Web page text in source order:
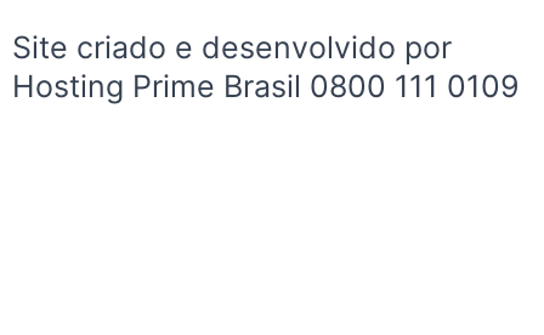
f
Site criado e desenvolvido por
Hosting Prime Brasil 0800 111 0109